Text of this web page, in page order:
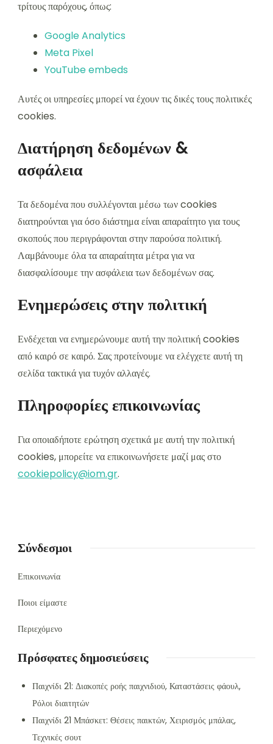
τρίτους παρόχους, όπως:
Google Analytics
Meta Pixel
YouTube embeds
Αυτές οι υπηρεσίες μπορεί να έχουν τις δικές τους πολιτικές
cookies.
Διατήρηση δεδομένων &
ασφάλεια
Τα δεδομένα που συλλέγονται μέσω των cookies
διατηρούνται για όσο διάστημα είναι απαραίτητο για τους
σκοπούς που περιγράφονται στην παρούσα πολιτική.
Λαμβάνουμε όλα τα απαραίτητα μέτρα για να
διασφαλίσουμε την ασφάλεια των δεδομένων σας.
Ενημερώσεις στην πολιτική
Ενδέχεται να ενημερώνουμε αυτή την πολιτική cookies
από καιρό σε καιρό. Σας προτείνουμε να ελέγχετε αυτή τη
σελίδα τακτικά για τυχόν αλλαγές.
Πληροφορίες επικοινωνίας
Για οποιαδήποτε ερώτηση σχετικά με αυτή την πολιτική
cookies, μπορείτε να επικοινωνήσετε μαζί μας στο
cookiepolicy@iom.gr.
Σύνδεσμοι
Επικοινωνία
Ποιοι είμαστε
Περιεχόμενο
Πρόσφατες δημοσιεύσεις
Παιχνίδι 21: Διακοπές ροής παιχνιδιού, Καταστάσεις φάουλ,
Ρόλοι διαιτητών
Παιχνίδι 21 Μπάσκετ: Θέσεις παικτών, Χειρισμός μπάλας,
Τεχνικές σουτ